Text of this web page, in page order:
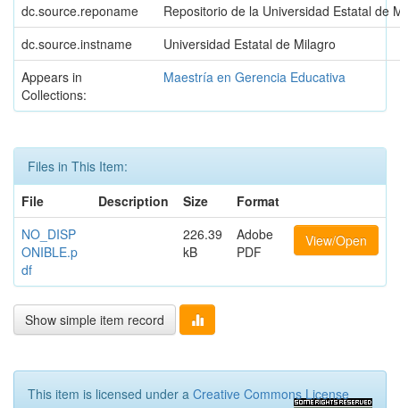
dc.source.reponame
Repositorio de la Universidad Estatal de
dc.source.instname
Universidad Estatal de Milagro
Appears in
Collections:
Maestría en Gerencia Educativa
Files in This Item:
File
Description Size
Format
NO_DISP
ONIBLE.p
df
226.39
kB
Adobe
PDF
View/Open
Show simple item record
This item is licensed under a Creative Commons License